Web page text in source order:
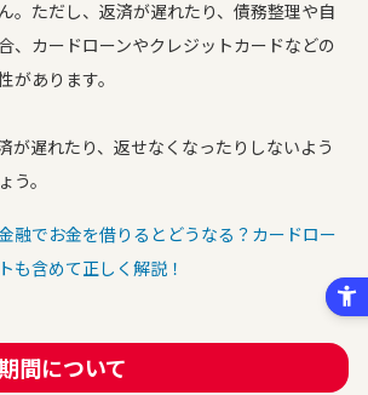
。ただし、返済が遅れたり、債務整理や自
、カードローンやクレジットカードなどの
があります。
が遅れたり、返せなくなったりしないよう
う。
融でお金を借りるとどうなる？カードロー
も含めて正しく解説！
間について